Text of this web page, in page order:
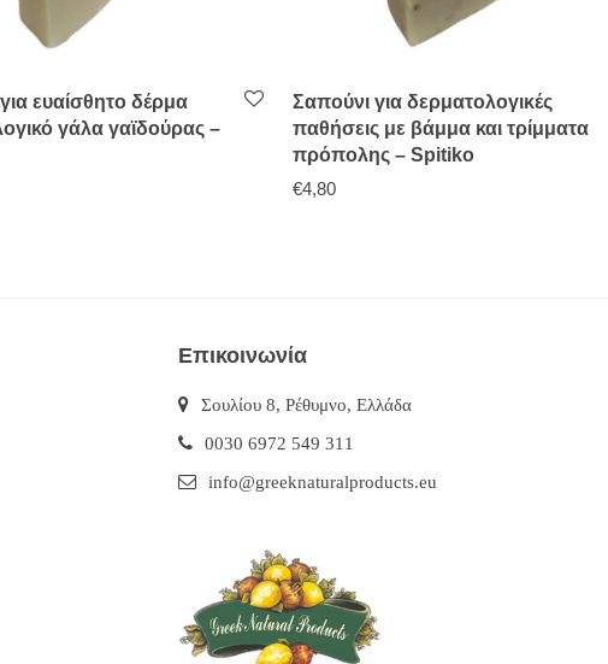
ευαίσθητο δέρμα
γάλα γαϊδούρας –
Σαπούνι για δερματολογικές
παθήσεις με βάμμα και τρίμματα
πρόπολης – Spitiko
€4,80
Επικοινωνία
Σουλίου 8, Ρέθυμνο, Ελλάδα
0030 6972 549 311
info@greeknaturalproducts.eu